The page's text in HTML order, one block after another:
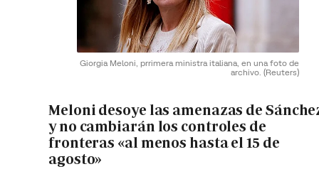
Giorgia Meloni, prrimera ministra italiana, en una foto de
archivo. (Reuters)
Meloni desoye las amenazas de
y no cambiarán los controles de
fronteras «al menos hasta el 15 de
agosto»